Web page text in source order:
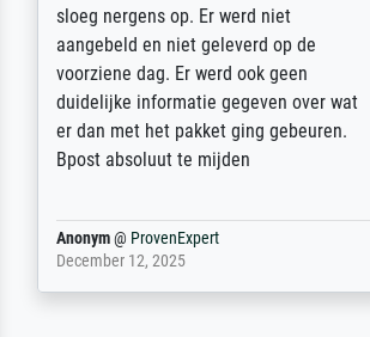
sehr sorgfältig und sicher verpackt, so
dass es unbeschadet bei uns ankam. Es
wird nicht unser letzter Meisterdruck
sein. Vielen Dank!
Reinhold,@ProvenExpert
April 22, 2026